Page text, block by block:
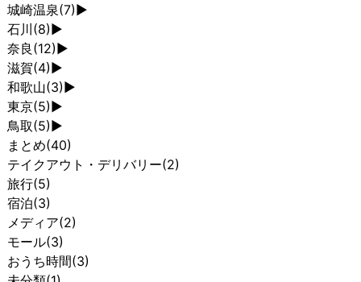
城崎温泉(7) ►
石川 (8) ►
奈良 (12) ►
滋賀(4) ►
和歌山(3) ►
東京(5) ►
鳥取(5) ►
まとめ(40)
テイクアウト・デリバリー(2)
旅行(5)
宿泊(3)
メディア(2)
モール(3)
おうち時間(3)